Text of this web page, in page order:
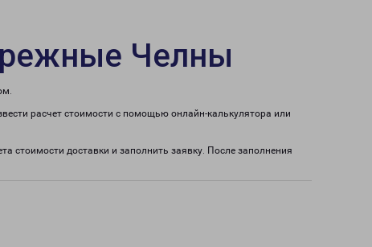
Челны
расчет стоимости с помощью онлайн-калькулятора или
стоимости доставки и заполнить заявку. После заполнения